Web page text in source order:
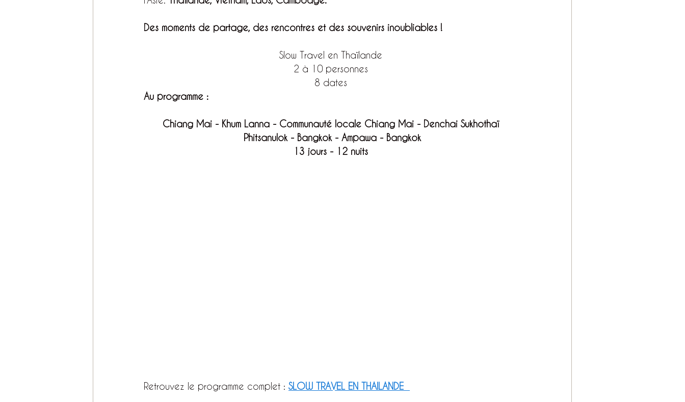
Des moments de partage, des rencontres et des souvenirs inoubliables !
Slow Travel en Thaïlande
2 à 10 personnes
8 dates
Au programme :
Chiang Mai - Khum Lanna - Communauté locale Chiang Mai - Denchai Sukhothaï
Phitsanulok - Bangkok - Ampawa - Bangkok
13 jours - 12 nuits
Retrouvez le programme complet : SLOW TRAVEL EN THAILANDE